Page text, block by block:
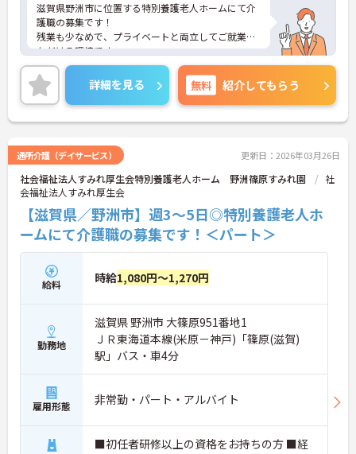
滋賀県野洲市に位置する特別養護老人ホームにて介
護職の募集です！
残業も少なめで、プライベートと両立してご就業い
ただける環境です。
ご興味ある方には、面接対策ポイントなど、さらに
詳細をお話しいたしますのでお気軽にご相談くださ
い！
詳細を見る 無料 紹介してもらう
通所介護（デイサービス） 更新日：2026年03月26日
社会福祉法人すみれ厚生会特別養護老人ホーム 野洲篠原すみれ園
社
会福祉法人すみれ厚生会
【滋賀県／野洲市】週3～5日◎特別養護老人ホ
ームにて介護職の募集です！＜パート＞
給料 時給1,080円～1,270円
勤務地
滋賀県 野洲市 大篠原951番地1
ＪＲ東海道本線(米原－神戸)「篠原(滋賀)
駅」バス・車4分
雇用形態 非常勤・パート・アルバイト
■初任者研修以上の資格をお持ちの方 ■経